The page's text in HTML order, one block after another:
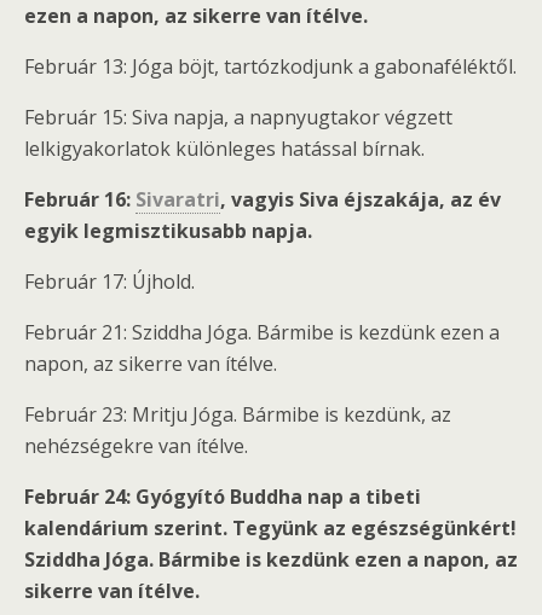
ezen a napon, az sikerre van ítélve.
Február 13: Jóga böjt, tartózkodjunk a gabonaféléktől.
Február 15: Siva napja, a napnyugtakor végzett
lelkigyakorlatok különleges hatással bírnak.
Február 16: Sivaratri, vagyis Siva éjszakája, az év
egyik legmisztikusabb napja.
Február 17: Újhold.
Február 21: Sziddha Jóga. Bármibe is kezdünk ezen a
napon, az sikerre van ítélve.
Február 23: Mritju Jóga. Bármibe is kezdünk, az
nehézségekre van ítélve.
Február 24: Gyógyító Buddha nap a tibeti
kalendárium szerint. Tegyünk az egészségünkért!
Sziddha Jóga. Bármibe is kezdünk ezen a napon, az
sikerre van ítélve.